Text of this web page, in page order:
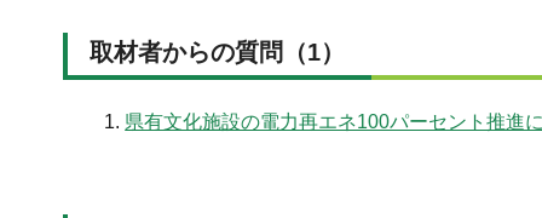
取材者からの質問（1）
県有文化施設の電力再エネ100パーセント推進